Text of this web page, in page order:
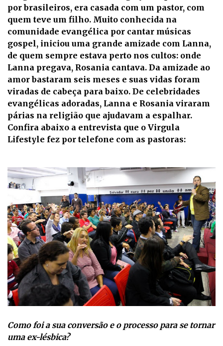
por brasileiros, era casada com um pastor, com
quem teve um filho. Muito conhecida na
comunidade evangélica por cantar músicas
gospel, iniciou uma grande amizade com Lanna,
de quem sempre estava perto nos cultos: onde
Lanna pregava, Rosania cantava. Da amizade ao
amor bastaram seis meses e suas vidas foram
viradas de cabeça para baixo. De celebridades
evangélicas adoradas, Lanna e Rosania viraram
párias na religião que ajudavam a espalhar.
Confira abaixo a entrevista que o Virgula
Lifestyle fez por telefone com as pastoras:
Como foi a sua conversão e o processo para se tornar
uma ex-lésbica?